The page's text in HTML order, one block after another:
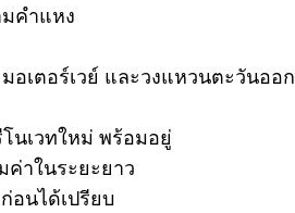
คำแหง
อเตอร์เวย์ และวงแหวนตะวันออก
นเวทใหม่ พร้อมอยู่
ค่าในระยะยาว
อนได้เปรียบ